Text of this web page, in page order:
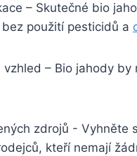
– Skutečné bio
použití pesticidů a
vzhled – ⁢Bio jahody
zdrojů ‌- Vyhněte
kteří nemají